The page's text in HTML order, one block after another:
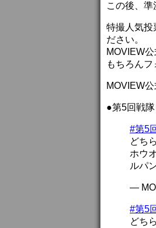
この後、準
特撮人気投
ださい。
MOVIEW
もちろん
MOVIEW公
●第5回戦
#第5
どち
ホウ
ルパ
—
#第5
どち